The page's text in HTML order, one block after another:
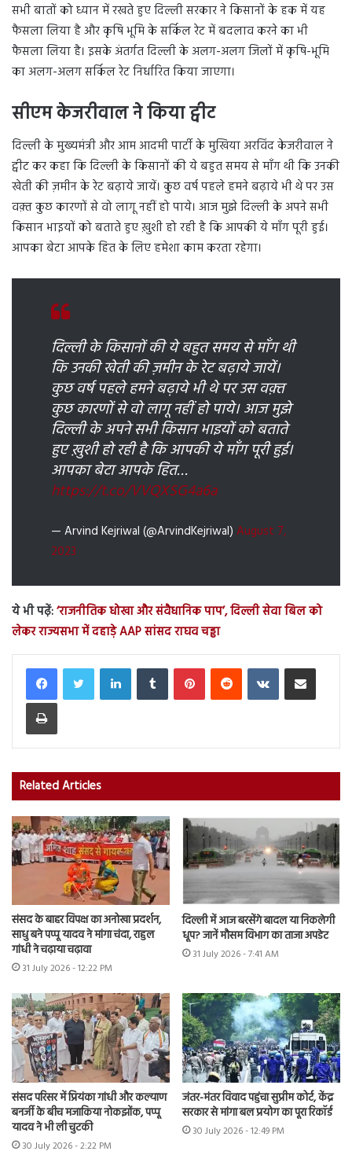
सभी बातों को ध्यान में रखते हुए दिल्ली सरकार ने किसानों के हक में यह
फैसला लिया है और कृषि भूमि के सर्किल रेट में बदलाव करने का भी
फैसला लिया है। इसके अंतर्गत दिल्ली के अलग-अलग जिलों में कृषि-भूमि
का अलग-अलग सर्किल रेट निर्धारित किया जाएगा।
सीएम केजरीवाल ने किया ट्वीट
दिल्ली के मुख्यमंत्री और आम आदमी पार्टी के मुखिया अरविंद केजरीवाल ने
ट्वीट कर कहा कि दिल्ली के किसानों की ये बहुत समय से माँग थी कि उनकी
खेती की ज़मीन के रेट बढ़ाये जायें। कुछ वर्ष पहले हमने बढ़ाये भी थे पर उस
वक़्त कुछ कारणों से वो लागू नहीं हो पाये। आज मुझे दिल्ली के अपने सभी
किसान भाइयों को बताते हुए ख़ुशी हो रही है कि आपकी ये माँग पूरी हुई।
आपका बेटा आपके हित के लिए हमेशा काम करता रहेगा।
दिल्ली के किसानों की ये बहुत समय से माँग थी
कि उनकी खेती की ज़मीन के रेट बढ़ाये जायें।
कुछ वर्ष पहले हमने बढ़ाये भी थे पर उस वक़्त
कुछ कारणों से वो लागू नहीं हो पाये। आज मुझे
दिल्ली के अपने सभी किसान भाइयों को बताते
हुए ख़ुशी हो रही है कि आपकी ये माँग पूरी हुई।
आपका बेटा आपके हित…
https://t.co/VVQXSG4a6a
— Arvind Kejriwal (@ArvindKejriwal) August 7,
2023
ये भी पढ़ें:‘राजनीतिक धोखा और संवैधानिक पाप’, दिल्ली सेवा बिल को
लेकर राज्यसभा में दहाड़े AAP सांसद राघव चड्ढा
LinkedInTumblr PinterestReddit VKontakteShare via Email
Print
Related Articles
संसद के बाहर विपक्ष का अनोखा प्रदर्शन,
साधु बने पप्पू यादव ने मांगा चंदा, राहुल
गांधी ने चढ़ाया चढ़ावा
31 July 2026 - 12:22 PM
दिल्ली में आज बरसेंगे बादल या निकलेगी
धूप? जानें मौसम विभाग का ताजा अपडेट
31 July 2026 - 7:41 AM
संसद परिसर में प्रियंका गांधी और कल्याण
बनर्जी के बीच मजाकिया नोकझोंक, पप्पू
यादव ने भी ली चुटकी
30 July 2026 - 2:22 PM
जंतर-मंतर विवाद पहुंचा सुप्रीम कोर्ट, केंद्र
सरकार से मांगा बल प्रयोग का पूरा रिकॉर्ड
30 July 2026 - 12:49 PM